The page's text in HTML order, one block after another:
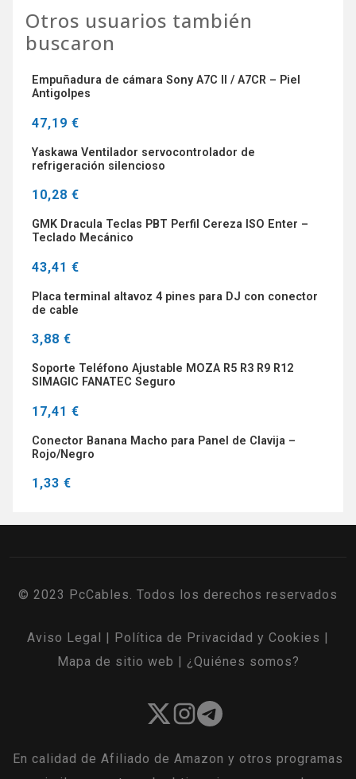
Otros usuarios también
buscaron
Empuñadura de cámara Sony A7C II / A7CR – Piel
Antigolpes
47,19 €
Yaskawa Ventilador servocontrolador de
refrigeración silencioso
10,28 €
GMK Dracula Teclas PBT Perfil Cereza ISO Enter –
Teclado Mecánico
43,41 €
Placa terminal altavoz 4 pines para DJ con conector
de cable
3,88 €
Soporte Teléfono Ajustable MOZA R5 R3 R9 R12
SIMAGIC FANATEC Seguro
17,41 €
Conector Banana Macho para Panel de Clavija –
Rojo/Negro
1,33 €
© 2023 PcCables. Todos los derechos reservados
Aviso Legal Política de Privacidad y Cookies
Mapa de sitio web
¿Quiénes somos?
En calidad de Afiliado de Amazon y otros programas